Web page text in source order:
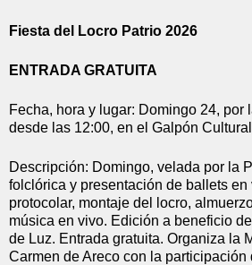
Fiesta del Locro Patrio 2026
ENTRADA GRATUITA
Fecha, hora y lugar: Domingo 24, por
desde las 12:00, en el Galpón
Descripción: Domingo, velada por la
folclórica y presentación de ballets en
protocolar, montaje del locro,
música en vivo. Edición a beneficio
de Luz. Entrada gratuita. Organiza la
Carmen de Areco con la participación